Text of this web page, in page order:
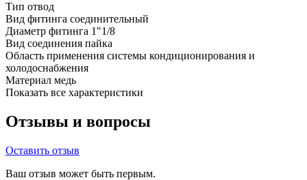
Тип отвод
Вид фитинга соединительный
Диаметр фитинга 1"1/8
Вид соединения пайка
Область применения системы кондиционирования и
холодоснабжения
Материал медь
Показать все характеристики
Отзывы и вопросы
Оставить отзыв
Ваш отзыв может быть первым.